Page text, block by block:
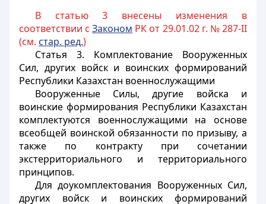
В статью 3 внесены изменения в
соответствии сЗаконом РК от 29.01.02 г. № 287-II
(см. стар. ред.)
Статья 3. Комплектование Вооруженных
Сил, других войск и воинских формирований
Республики Казахстан военнослужащими
Вооруженные Силы, другие войска и
воинские формирования Республики Казахстан
комплектуются военнослужащими на основе
всеобщей воинской обязанности по призыву, а
также по контракту при сочетании
экстерриториального и территориального
принципов.
Для доукомплектования Вооруженных Сил,
других войск и воинских формирований